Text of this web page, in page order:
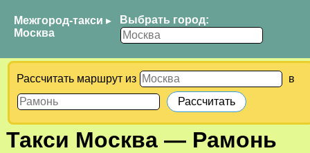
Межгород-такси ▸
Москва
Выбрать город:
Рассчитать маршрут из в
Такси Москва— Рамонь